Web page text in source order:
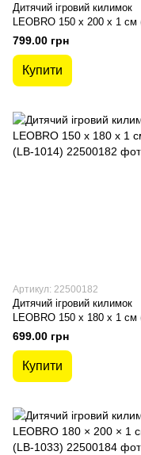
Дитячий ігровий килимок
LEOBRO 150 x 200 x 1 см
1023)
799.00 грн
Купити
Артикул: 22500182
Дитячий ігровий килимок
LEOBRO 150 x 180 x 1 см
1014)
699.00 грн
Купити